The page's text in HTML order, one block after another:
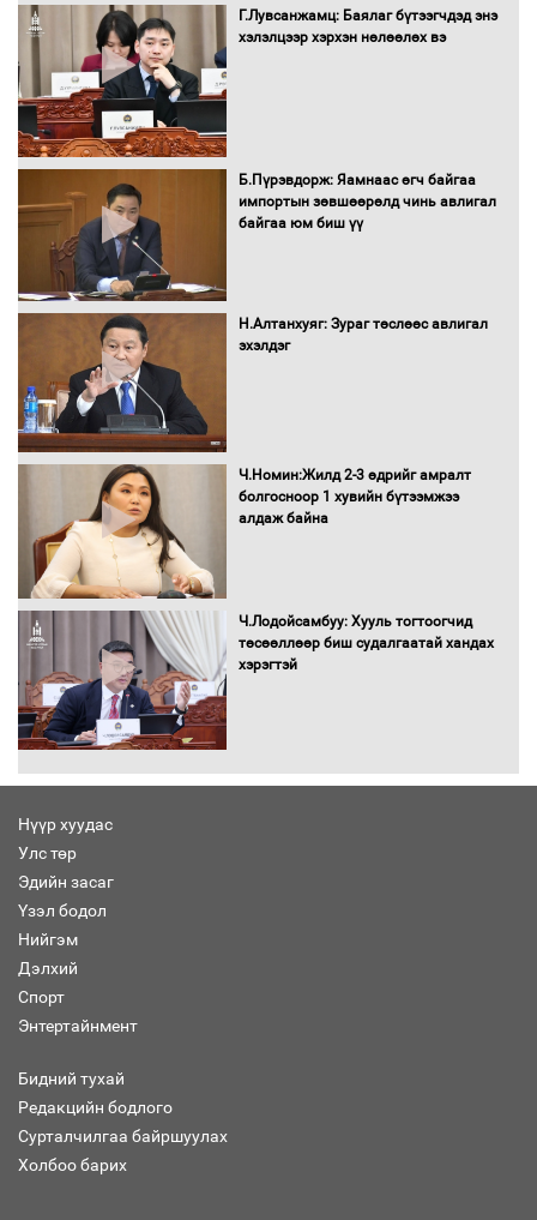
шилжиж, найр наадам, зөвлөгөөн,
гадаад томилолтыг хориглолоо
Г.Лувсанжамц: Баялаг бүтээгчдэд энэ
хэлэлцээр хэрхэн нөлөөлөх вэ
Б.Пүрэвдорж: Яамнаас өгч байгаа
импортын зөвшөөрөлд чинь авлигал
байгаа юм биш үү
Н.Алтанхуяг: Зураг төслөөс авлигал
эхэлдэг
Ч.Номин:Жилд 2-3 өдрийг амралт
болгосноор 1 хувийн бүтээмжээ
алдаж байна
Ч.Лодойсамбуу: Хууль тогтоогчид
төсөөллөөр биш судалгаатай хандах
хэрэгтэй
Нүүр хуудас
Улс төр
Эдийн засаг
Үзэл бодол
Нийгэм
Дэлхий
Спорт
Энтертайнмент
Бидний тухай
Редакцийн бодлого
Сурталчилгаа байршуулах
Холбоо барих